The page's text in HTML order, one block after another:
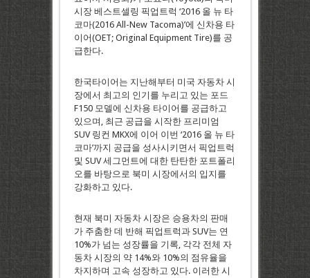
시장 베스트셀링 픽업트럭 ‘2016 올 뉴 타
코마(2016 All-New Tacoma)’에 신차용 타
이어(OET; Original Equipment Tire)를 공
급한다.
한국타이어는 지난해부터 미국 자동차 시
장에서 최고의 인기를 누리고 있는 포드
F150 모델에 신차용 타이어를 공급하고
있으며, 최근 공급을 시작한 프리미엄
SUV 링컨 MKX에 이어 이번 ‘2016 올 뉴 타
코마’까지 공급을 성사시키면서 픽업트럭
및 SUV 세그먼트에 대한 탄탄한 포트폴리
오를 바탕으로 북미 시장에서의 입지를
강화하고 있다.
현재 북미 자동차 시장은 승용차의 판매
가 주춤한 데 반해 픽업트럭과 SUV는 연
10%가 넘는 성장률을 기록, 각각 전체 자
동차 시장의 약 14%와 10%의 점유율을
차지하며 고속 성장하고 있다. 이러한 시